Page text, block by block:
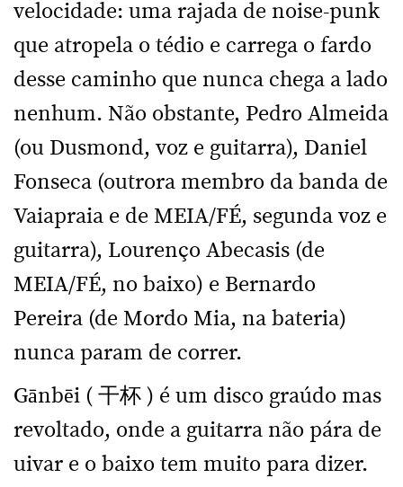
velocidade: uma rajada de noise-punk
que atropela o tédio e carrega o fardo
desse caminho que nunca chega a lado
nenhum. Não obstante, Pedro Almeida
(ou Dusmond, voz e guitarra), Daniel
Fonseca (outrora membro da banda de
Vaiapraia e de MEIA/FÉ, segunda voz e
guitarra), Lourenço Abecasis (de
MEIA/FÉ, no baixo) e Bernardo
Pereira (de Mordo Mia, na bateria)
nunca param de correr.
Gānbēi ( 干杯 ) é um disco graúdo mas
revoltado, onde a guitarra não pára de
uivar e o baixo tem muito para dizer.